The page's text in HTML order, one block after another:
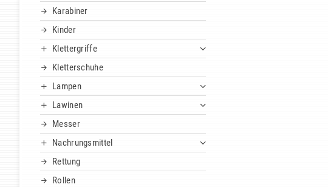
Karabiner
Kinder
Klettergriffe
Kletterschuhe
Lampen
Lawinen
Messer
Nachrungsmittel
Rettung
Rollen